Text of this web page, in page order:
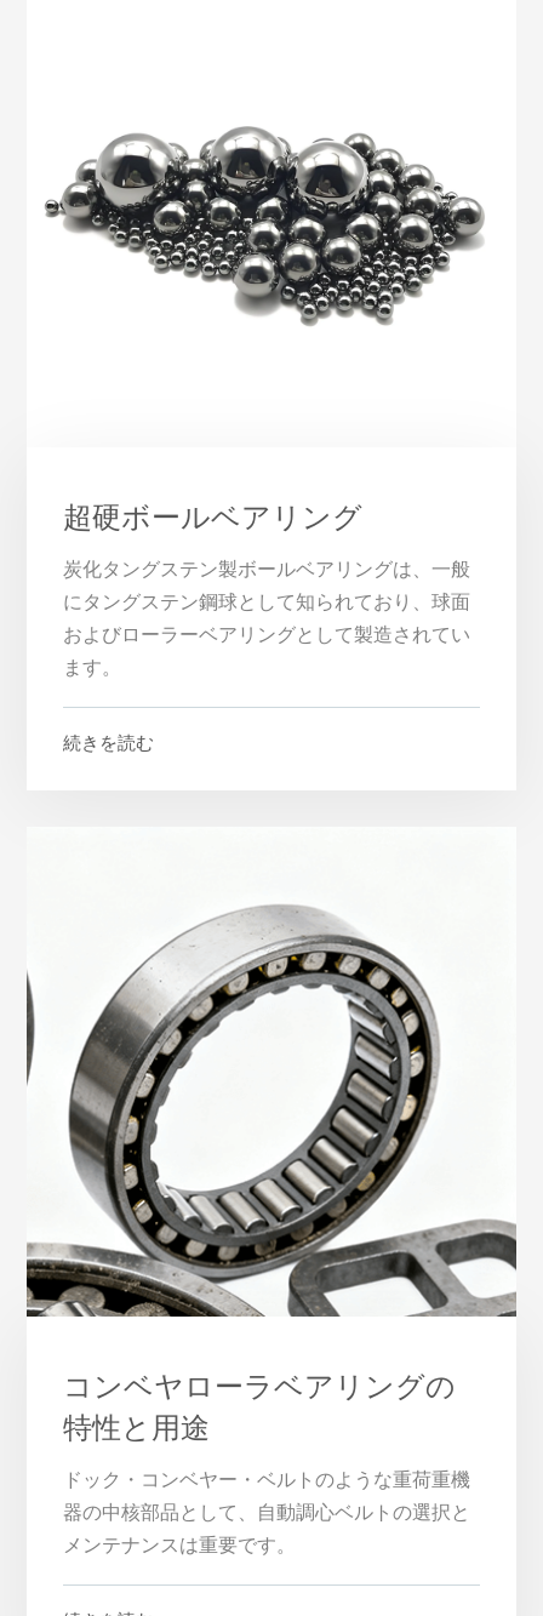
超硬ボールベアリング
炭化タングステン製ボールベアリングは、一般
にタングステン鋼球として知られており、球面
およびローラーベアリングとして製造されてい
ます。
続きを読む
コンベヤローラベアリングの
特性と用途
ドック・コンベヤー・ベルトのような重荷重機
器の中核部品として、自動調心ベルトの選択と
メンテナンスは重要です。